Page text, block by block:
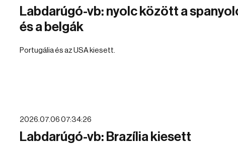
Labdarúgó-vb: nyolc között a
és a belgák
Portugália és az USA kiesett.
2026.07.06 07:34:26
Labdarúgó-vb: Brazília kiesett